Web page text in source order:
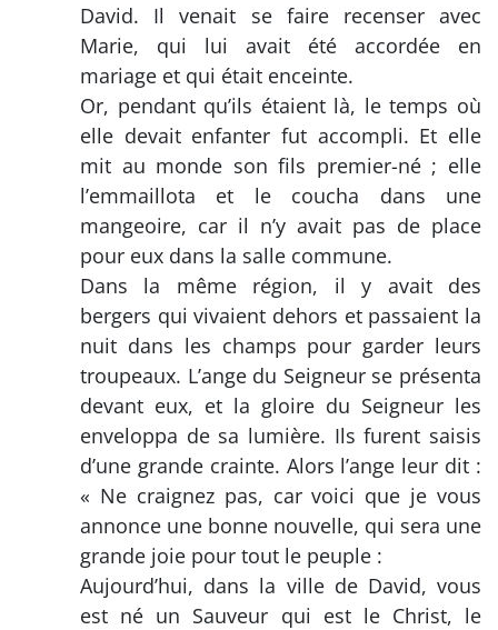
David. Il venait se faire recenser avec
Marie, qui lui avait été accordée en
mariage et qui était enceinte.
Or, pendant qu’ils étaient là, le temps où
elle devait enfanter fut accompli. Et elle
mit au monde son fils premier-né ; elle
l’emmaillota et le coucha dans une
mangeoire, car il n’y avait pas de place
pour eux dans la salle commune.
Dans la même région, il y avait des
bergers qui vivaient dehors et passaient la
nuit dans les champs pour garder leurs
troupeaux. L’ange du Seigneur se présenta
devant eux, et la gloire du Seigneur les
enveloppa de sa lumière. Ils furent saisis
d’une grande crainte. Alors l’ange leur dit :
« Ne craignez pas, car voici que je vous
annonce une bonne nouvelle, qui sera une
grande joie pour tout le peuple :
Aujourd’hui, dans la ville de David, vous
est né un Sauveur qui est le Christ, le